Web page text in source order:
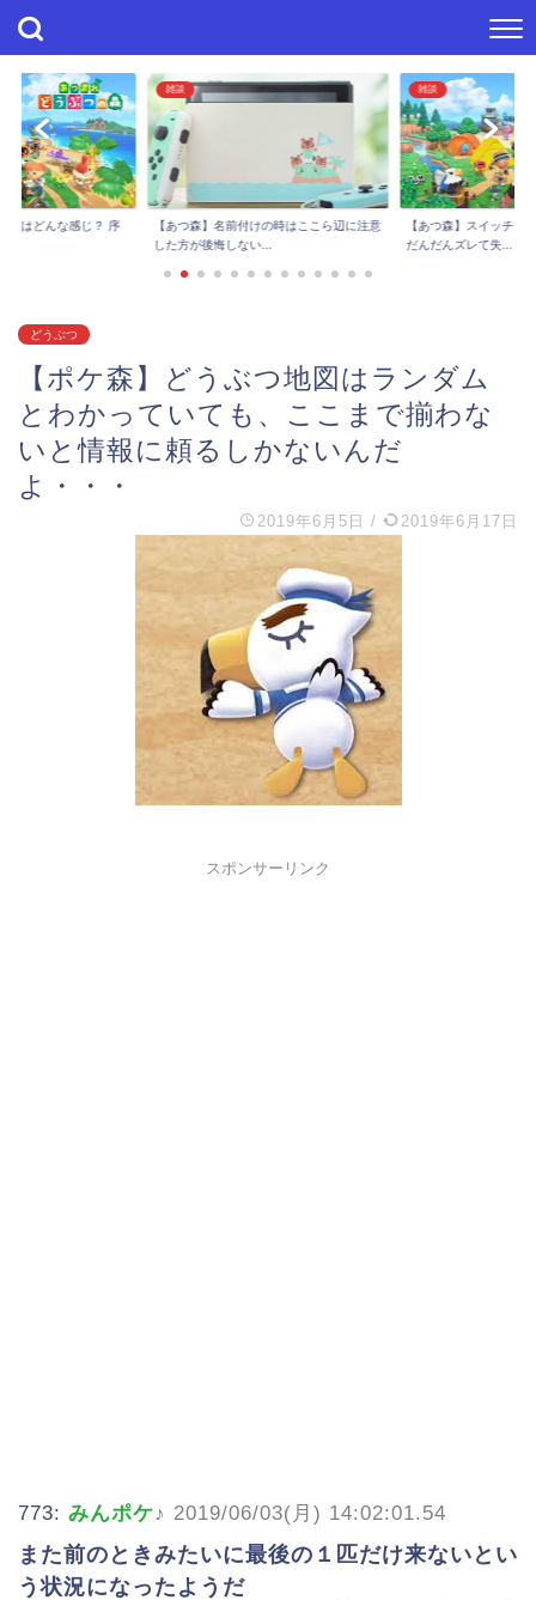
捗はどんな感じ？ 序
雑談
【あつ森】名前付けの時はここら辺に注意
した方が後悔しない...
雑談
【あつ森】スイッチで
だんだんズレて失...
どうぶつ
【ポケ森】どうぶつ地図はランダム
とわかっていても、ここまで揃わな
いと情報に頼るしかないんだ
よ・・・
2019年6月5日 / 2019年6月17日
スポンサーリンク
773: みんポケ♪ 2019/06/03(月) 14:02:01.54
また前のときみたいに最後の１匹だけ来ないとい
う状況になったようだ